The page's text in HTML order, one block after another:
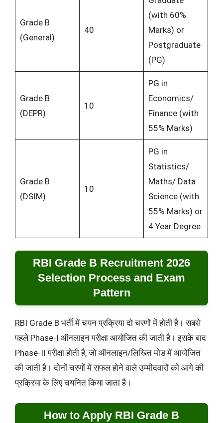
Grade B
(General)
40
(with 60%
Marks) or
Postgraduate
(PG)
Grade B
(DEPR)
10
PG in
Economics/
Finance (with
55% Marks)
Grade B
(DSIM)
10
PG in
Statistics/
Maths/ Data
Science (with
55% Marks) or
4 Year Degree
RBI Grade B Recruitment 2026
Selection Process and Exam
Pattern
RBI Grade B भर्ती में चयन प्रक्रिया दो चरणों में होती है। सबसे
पहले Phase-I ऑनलाइन परीक्षा आयोजित की जाती है। इसके बाद
Phase-II परीक्षा होती है, जो ऑनलाइन/लिखित मोड में आयोजित
की जाती है। दोनों चरणों में सफल होने वाले उम्मीदवारों को आगे की
प्रक्रिया के लिए चयनित किया जाता है।
How to Apply RBI Grade B